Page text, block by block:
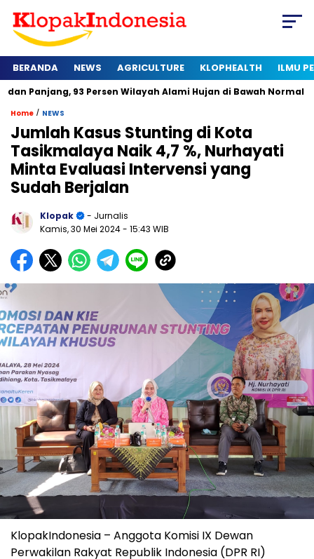
BERANDA NEWS AGRICULTURE KLOPHEALTH ILMU
93 Persen Wilayah Alami Hujan di Bawah Normal Kapan
Home / NEWS
Jumlah Kasus Stunting di Kota
Tasikmalaya Naik 4,7 %, Nurhayati
Minta Evaluasi Intervensi yang
Sudah Berjalan
Klopak
- Jurnalis
Kamis, 30 Mei 2024- 15:43 WIB
KlopakIndonesia – Anggota Komisi IX Dewan
Perwakilan Rakyat Republik Indonesia (DPR RI)